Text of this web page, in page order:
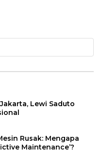
Lewi Saduto
Rusak: Mengapa
Maintenance’?